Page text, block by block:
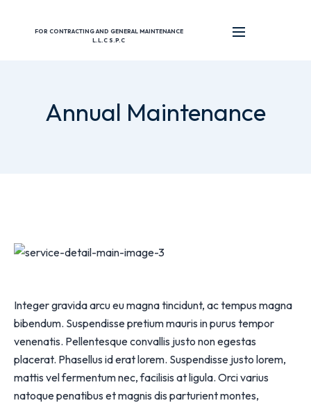
FOR CONTRACTING AND GENERAL MAINTENANCE
L.L.C S.P.C
Annual Maintenance
Integer gravida arcu eu magna tincidunt, ac tempus magna
bibendum. Suspendisse pretium mauris in purus tempor
venenatis. Pellentesque convallis justo non egestas
placerat. Phasellus id erat lorem. Suspendisse justo lorem,
mattis vel fermentum nec, facilisis at ligula. Orci varius
natoque penatibus et magnis dis parturient montes,